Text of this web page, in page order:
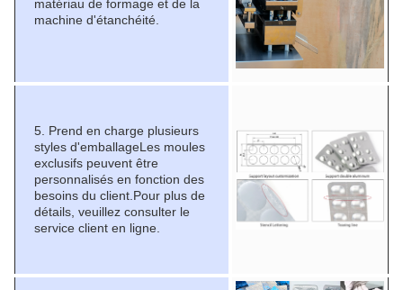
matériau de formage et de la
machine d'étanchéité.
5. Prend en charge plusieurs
styles d'emballageLes moules
exclusifs peuvent être
personnalisés en fonction des
besoins du client.Pour plus de
détails, veuillez consulter le
service client en ligne.